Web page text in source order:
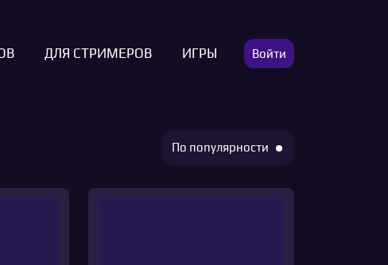
Войти
ДЛЯ СТРИМЕРОВ ИГРЫ
По популярности